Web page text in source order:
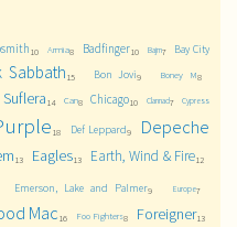
10 Armia8 Badfinger10 Bajm7
Bay City
Sabbath15 Bon Jovi9 Boney M8
14 Can8 Chicago10 Clannad7 Cypress
18 Def Leppard9
Depeche
13 Eagles13 Earth, Wind & Fire12
Emerson, Lake and Palmer9 Europe7
Mac 16 Foo Fighters8 Foreigner13